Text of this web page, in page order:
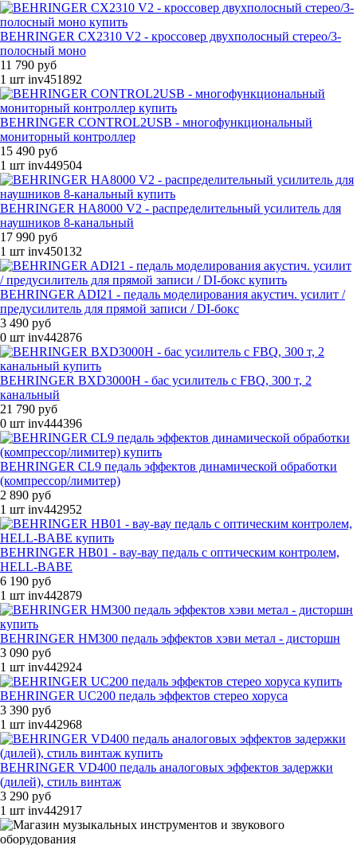
BEHRINGER CX2310 V2 - кроссовер двухполосный стерео/3-
полосный моно
11 790 руб
1 шт inv451892
BEHRINGER CONTROL2USB - многофункциональный
мониторный контроллер
15 490 руб
1 шт inv449504
BEHRINGER HA8000 V2 - распределительный усилитель для
наушников 8-канальный
17 990 руб
1 шт inv450132
BEHRINGER ADI21 - педаль моделирования акустич. усилит /
предусилитель для прямой записи / DI-бокс
3 490 руб
0 шт inv442876
BEHRINGER BXD3000H - бас усилитель с FBQ, 300 т, 2
канальный
21 790 руб
0 шт inv444396
BEHRINGER CL9 педаль эффектов динамической обработки
(компрессор/лимитер)
2 890 руб
1 шт inv442952
BEHRINGER HB01 - вау-вау педаль с оптическим контролем,
HELL-BABE
6 190 руб
1 шт inv442879
BEHRINGER HM300 педаль эффектов хэви метал - дисторшн
3 090 руб
1 шт inv442924
BEHRINGER UC200 педаль эффектов стерео хоруса
3 390 руб
1 шт inv442968
BEHRINGER VD400 педаль аналоговых эффектов задержки
(дилей), стиль винтаж
3 290 руб
1 шт inv442917